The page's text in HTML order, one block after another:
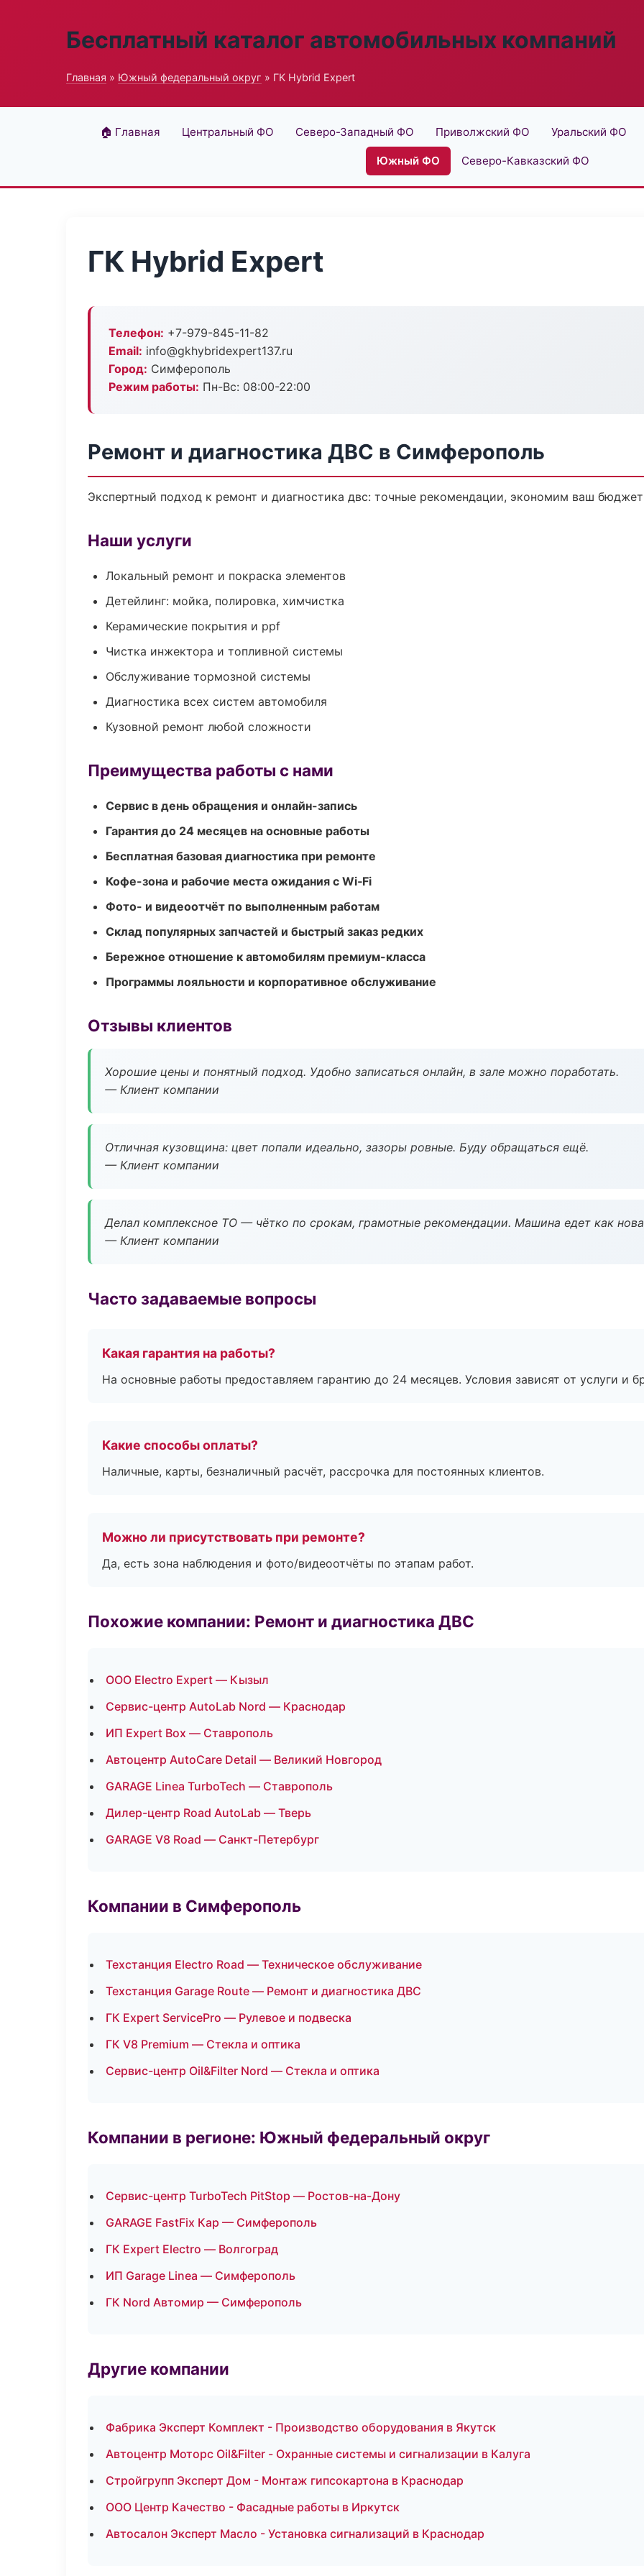
Бесплатный каталог автомобильных компаний
Главная » Южный федеральный округ » ГК Hybrid Expert
🏠 Главная Центральный ФО Северо-Западный ФО Приволжский ФО Уральский ФО
Южный ФО Северо-Кавказский ФО
ГК Hybrid Expert
Телефон: +7-979-845-11-82
Email: info@gkhybridexpert137.ru
Город: Симферополь
Режим работы: Пн-Вс: 08:00-22:00
Ремонт и диагностика ДВС в Симферополь
Экспертный подход к ремонт и диагностика двс: точные рекомендации, экономим ваш
Наши услуги
Локальный ремонт и покраска элементов
Детейлинг: мойка, полировка, химчистка
Керамические покрытия и ppf
Чистка инжектора и топливной системы
Обслуживание тормозной системы
Диагностика всех систем автомобиля
Кузовной ремонт любой сложности
Преимущества работы с нами
Сервис в день обращения и онлайн-запись
Гарантия до 24 месяцев на основные работы
Бесплатная базовая диагностика при ремонте
Кофе-зона и рабочие места ожидания с Wi‑Fi
Фото- и видеоотчёт по выполненным работам
Склад популярных запчастей и быстрый заказ редких
Бережное отношение к автомобилям премиум-класса
Программы лояльности и корпоративное обслуживание
Отзывы клиентов
Хорошие цены и понятный подход. Удобно записаться онлайн, в зале можно поработать.
— Клиент компании
Отличная кузовщина: цвет попали идеально, зазоры ровные. Буду обращаться ещё.
— Клиент компании
Делал комплексное ТО — чётко по срокам, грамотные рекомендации. Машина едет как
— Клиент компании
Часто задаваемые вопросы
Какая гарантия на работы?
На основные работы предоставляем гарантию до 24 месяцев. Условия зависят от услуги и
Какие способы оплаты?
Наличные, карты, безналичный расчёт, рассрочка для постоянных клиентов.
Можно ли присутствовать при ремонте?
Да, есть зона наблюдения и фото/видеоотчёты по этапам работ.
Похожие компании: Ремонт и диагностика ДВС
ООО Electro Expert — Кызыл
Сервис-центр AutoLab Nord — Краснодар
ИП Expert Box — Ставрополь
Автоцентр AutoCare Detail — Великий Новгород
GARAGE Linea TurboTech — Ставрополь
Дилер-центр Road AutoLab — Тверь
GARAGE V8 Road — Санкт-Петербург
Компании в Симферополь
Техстанция Electro Road — Техническое обслуживание
Техстанция Garage Route — Ремонт и диагностика ДВС
ГК Expert ServicePro — Рулевое и подвеска
ГК V8 Premium — Стекла и оптика
Сервис-центр Oil&Filter Nord — Стекла и оптика
Компании в регионе: Южный федеральный округ
Сервис-центр TurboTech PitStop — Ростов-на-Дону
GARAGE FastFix Кар — Симферополь
ГК Expert Electro — Волгоград
ИП Garage Linea — Симферополь
ГК Nord Автомир — Симферополь
Другие компании
Фабрика Эксперт Комплект - Производство оборудования в Якутск
Автоцентр Моторс Oil&Filter - Охранные системы и сигнализации в Калуга
Стройгрупп Эксперт Дом - Монтаж гипсокартона в Краснодар
ООО Центр Качество - Фасадные работы в Иркутск
Автосалон Эксперт Масло - Установка сигнализаций в Краснодар